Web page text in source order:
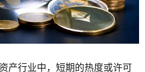
产行业中，短期的热度或许可